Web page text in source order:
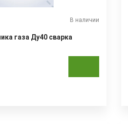
В наличии
газа Ду40 сварка